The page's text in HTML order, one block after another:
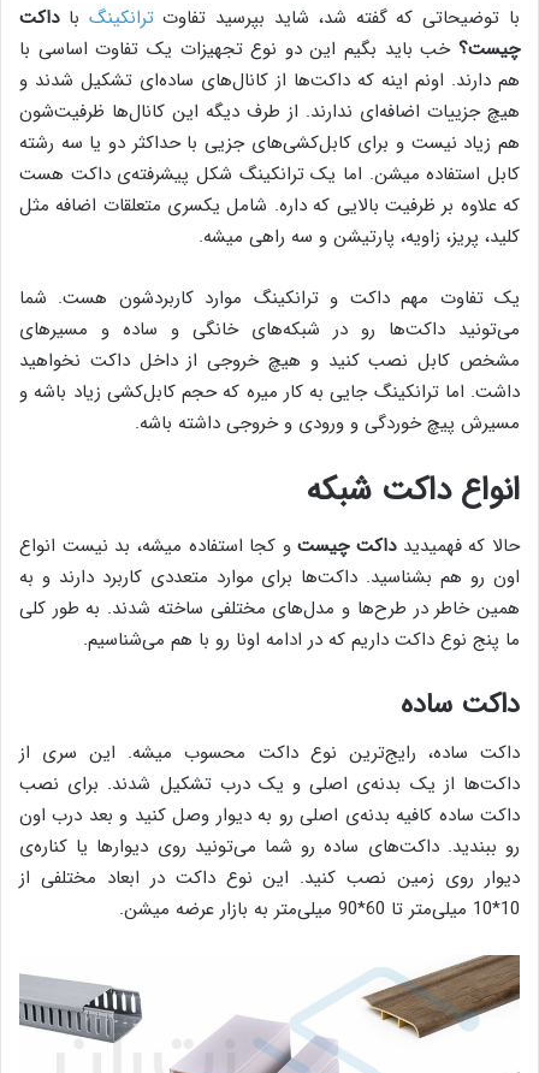
با توضیحاتی که گفته شد، شاید بپرسید تفاوتترانکینگ باداکت
چیست؟ خب باید بگیم این دو نوع تجهیزات یک تفاوت اساسی با
هم دارند. اونم اینه که داکت‌ها از کانال‌های ساده‌ای تشکیل شدند و
هیچ جزییات اضافه‌ای ندارند. از طرف دیگه این کانال‌ها ظرفیت‌شون
هم زیاد نیست و برای کابل‌کشی‌های جزیی با حداکثر دو یا سه رشته
کابل استفاده میشن. اما یک ترانکینگ شکل پیشرفته‌ی داکت هست
که علاوه بر ظرفیت بالایی که داره. شامل یکسری متعلقات اضافه مثل
کلید، پریز، زاویه، پارتیشن و سه‌ راهی میشه.
یک تفاوت مهم داکت و ترانکینگ موارد کاربردشون هست. شما
می‌تونید داکت‌ها رو در شبکه‌های خانگی و ساده و مسیرهای
مشخص کابل نصب کنید و هیچ خروجی از داخل داکت نخواهید
داشت. اما ترانکینگ جایی به کار میره که حجم کابل‌کشی زیاد باشه و
مسیرش پیچ خوردگی و ورودی و خروجی داشته باشه.
انواع داکت شبکه
حالا که فهمیدیدداکت چیستو کجا استفاده میشه، بد نیست انواع
اون رو هم بشناسید. داکت‌ها برای موارد متعددی کاربرد دارند و به
همین خاطر در طرح‌ها و مدل‌های مختلفی ساخته شدند. به طور کلی
ما پنج نوع داکت داریم که در ادامه اونا رو با هم می‌شناسیم.
داکت ساده
داکت ساده، رایج‌ترین نوع داکت محسوب میشه. این سری از
داکت‌ها از یک بدنه‌ی اصلی و یک درب تشکیل شدند. برای نصب
داکت ساده کافیه بدنه‌ی اصلی رو به دیوار وصل کنید و بعد درب اون
رو ببندید. داکت‌های ساده رو شما می‌تونید روی دیوارها یا کناره‌ی
دیوار روی زمین نصب کنید. این نوع داکت در ابعاد مختلفی از
10*10 میلی‌متر تا 60*90 میلی‌متر به بازار عرضه میشن.